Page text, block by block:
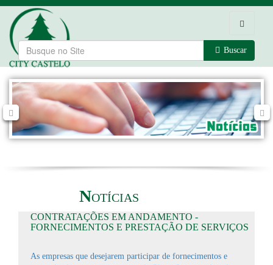
Toggle
Buscar
NOTÍCIAS
CONTRATAÇÕES EM ANDAMENTO -
FORNECIMENTOS E PRESTAÇÃO DE SERVIÇOS
As empresas que desejarem participar de fornecimentos e